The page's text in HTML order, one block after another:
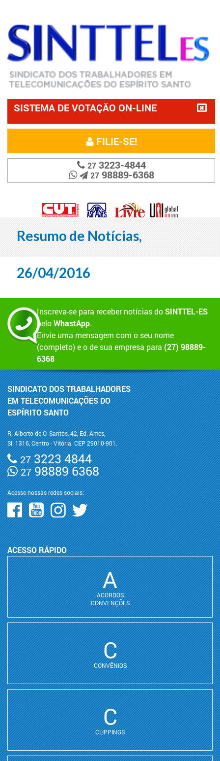
SISTEMA DE VOTAÇÃO ON-LINE
FILIE-SE!
273223-4844
2798889-6368
Resumo de Notícias,
26/04/2016
Inscreva-se para receber notícias doSINTTEL-ES
peloWhastApp.
Envie uma mensagem com o seu nome
(completo) e o de sua empresa para (27) 98889-
6368
SINDICATO DOS TRABALHADORES
EM TELECOMUNICAÇÕES DO
ESPÍRITO SANTO
R. Alberto de O. Santos, 42, Ed. Ames,
Sl. 1316, Centro - Vitória. CEP 29010-901.
273223 4844
2798889 6368
Acesse nossas redes sociais:
ACESSO RÁPIDO
A
ACORDOS
CONVENÇÕES
C
CONVÊNIOS
C
CLIPPINGS